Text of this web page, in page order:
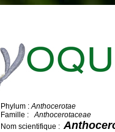
Phylum :Anthocerotae
Famille :Anthocerotaceae
Nom scientifique :